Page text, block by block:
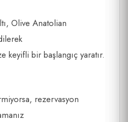
Olive Anatolian
keyifli bir başlangıç yaratır.
rezervasyon